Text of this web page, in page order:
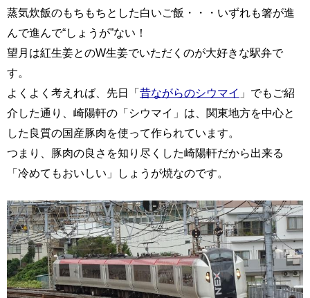
蒸気炊飯のもちもちとした白いご飯・・・いずれも箸が進
んで進んで“しょうが”ない！
望月は紅生姜とのW生姜でいただくのが大好きな駅弁で
す。
よくよく考えれば、先日「昔ながらのシウマイ 」でもご紹
介した通り、崎陽軒の「シウマイ」は、関東地方を中心と
した良質の国産豚肉を使って作られています。
つまり、豚肉の良さを知り尽くした崎陽軒だから出来る
「冷めてもおいしい」しょうが焼なのです。